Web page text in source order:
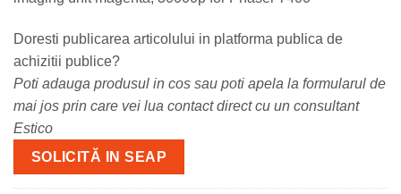
Doresti publicarea articolului in platforma publica de
achizitii publice?
Poti adauga produsul in cos sau poti apela la formularul de
mai jos prin care vei lua contact direct cu un consultant
Estico
SOLICITĂ IN SEAP